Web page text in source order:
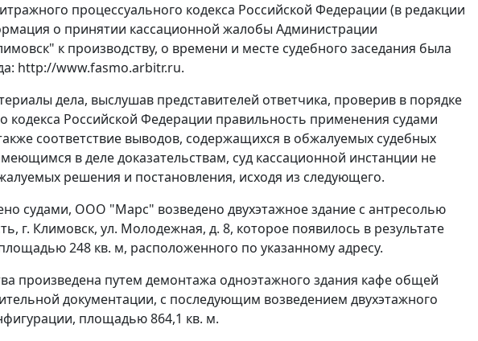
процессуального кодекса Российской Федерации (в редакции
о принятии кассационной жалобы Администрации
к производству, о времени и месте судебного заседания была
http://www.fasmo.arbitr.ru.
дела, выслушав представителей ответчика, проверив в порядке
кодекса Российской Федерации правильность применения судами
соответствие выводов, содержащихся в обжалуемых судебных
в деле доказательствам, суд кассационной инстанции не
решения и постановления, исходя из следующего.
судами, ООО "Марс" возведено двухэтажное здание с антресолью
г. Климовск, ул. Молодежная, д. 8, которое появилось в результате
248 кв. м, расположенного по указанному адресу.
произведена путем демонтажа одноэтажного здания кафе общей
документации, с последующим возведением двухэтажного
площадью 864,1 кв. м.